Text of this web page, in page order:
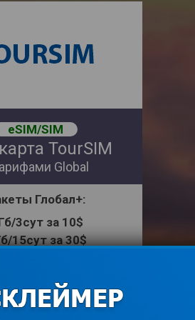
eSIM/SIM
TourSIM
Global
Глобал+:
3сут за 10$
15сут за 30$
с момента выхода в